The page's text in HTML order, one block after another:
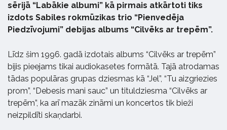
sērijā “Labākie albumi” kā pirmais atkārtoti tiks
izdots Sabiles rokmūzikas trio “Pienvedēja
Piedzīvojumi” debijas albums “Cilvēks ar trepēm”.
Līdz šim 1996. gadā izdotais albums “Cilvēks ar trepēm”
bijis pieejams tikai audiokasetes formātā. Tajā atrodamas
tādas populāras grupas dziesmas kā “Jel”, “Tu aizgriezies
prom”, “Debesis mani sauc” un tituldziesma “Cilvēks ar
trepēm”, ka arī mazāk zināmi un koncertos tik bieži
neizpildīti skaņdarbi.